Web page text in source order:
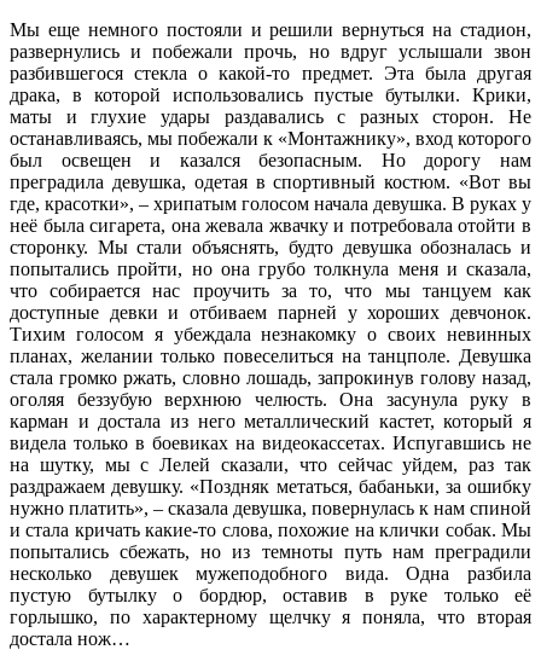
Мы еще немного постояли и решили вернуться на стадион,
развернулись и побежали прочь, но вдруг услышали звон
разбившегося стекла о какой-то предмет. Эта была другая
драка, в которой использовались пустые бутылки. Крики,
маты и глухие удары раздавались с разных сторон. Не
останавливаясь, мы побежали к «Монтажнику», вход которого
был освещен и казался безопасным. Но дорогу нам
преградила девушка, одетая в спортивный костюм. «Вот вы
где, красотки», – хрипатым голосом начала девушка. В руках у
неё была сигарета, она жевала жвачку и потребовала отойти в
сторонку. Мы стали объяснять, будто девушка обозналась и
попытались пройти, но она грубо толкнула меня и сказала,
что собирается нас проучить за то, что мы танцуем как
доступные девки и отбиваем парней у хороших девчонок.
Тихим голосом я убеждала незнакомку о своих невинных
планах, желании только повеселиться на танцполе. Девушка
стала громко ржать, словно лошадь, запрокинув голову назад,
оголяя беззубую верхнюю челюсть. Она засунула руку в
карман и достала из него металлический кастет, который я
видела только в боевиках на видеокассетах. Испугавшись не
на шутку, мы с Лелей сказали, что сейчас уйдем, раз так
раздражаем девушку. «Поздняк метаться, бабаньки, за ошибку
нужно платить», – сказала девушка, повернулась к нам спиной
и стала кричать какие-то слова, похожие на клички собак. Мы
попытались сбежать, но из темноты путь нам преградили
несколько девушек мужеподобного вида. Одна разбила
пустую бутылку о бордюр, оставив в руке только её
горлышко, по характерному щелчку я поняла, что вторая
достала нож…